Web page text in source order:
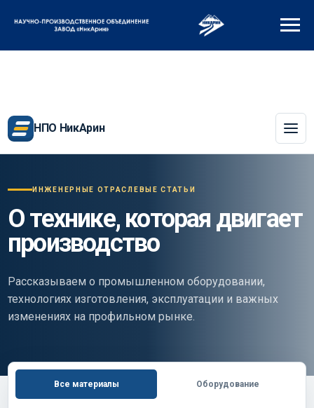
НПО НикАрин
ИНЖЕНЕРНЫЕ ОТРАСЛЕВЫЕ СТАТЬИ
О технике, которая двигает
производство
Рассказываем о промышленном оборудовании,
технологиях изготовления, эксплуатации и важных
изменениях на профильном рынке.
Все материалы Оборудование